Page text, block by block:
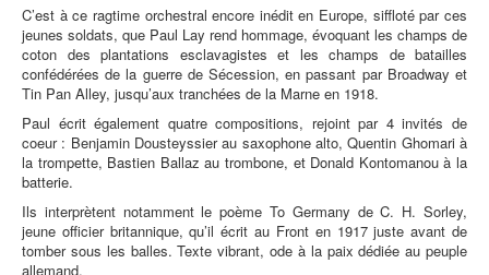
C’est à ce ragtime orchestral encore inédit en Europe, siffloté par ces
jeunes soldats, que Paul Lay rend hommage, évoquant les champs de
coton des plantations esclavagistes et les champs de batailles
confédérées de la guerre de Sécession, en passant par Broadway et
Tin Pan Alley, jusqu’aux tranchées de la Marne en 1918.
Paul écrit également quatre compositions, rejoint par 4 invités de
coeur : Benjamin Dousteyssier au saxophone alto, Quentin Ghomari à
la trompette, Bastien Ballaz au trombone, et Donald Kontomanou à la
batterie.
Ils interprètent notamment le poème To Germany de C. H. Sorley,
jeune officier britannique, qu’il écrit au Front en 1917 juste avant de
tomber sous les balles. Texte vibrant, ode à la paix dédiée au peuple
allemand.